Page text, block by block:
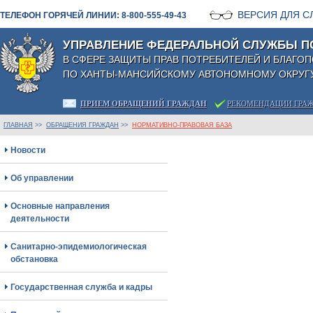
ТЕЛЕФОН ГОРЯЧЕЙ ЛИНИИ: 8-800-555-49-43 ВЕРСИЯ ДЛЯ
УПРАВЛЕНИЕ ФЕДЕРАЛЬНОЙ СЛУЖБЫ
В СФЕРЕ ЗАЩИТЫ ПРАВ ПОТРЕБИТЕЛЕЙ И
ПО ХАНТЫ-МАНСИЙСКОМУ АВТОНОМНОМУ
ПРИЕМ ОБРАЩЕНИЙ ГРАЖДАН РЕКОМЕНДАЦИИ
ГЛАВНАЯ >> ОБРАЩЕНИЯ ГРАЖДАН >> НОРМАТИВНО-ПРАВОВАЯ БАЗА
Новости
Об управлении
Основные направления
деятельности
Санитарно-эпидемиологическая
обстановка
Государственная служба и кадры